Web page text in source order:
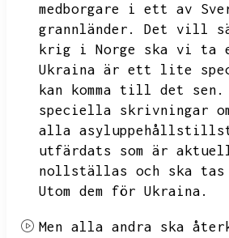
medborgare i ett av
grannländer.
Det vill
krig i Norge ska vi ta
Ukraina är ett lite
kan komma till det sen.
speciella skrivningar
alla
utfärdats som är
nollställas och ska
Utom dem för Ukraina.
Men alla andra ska